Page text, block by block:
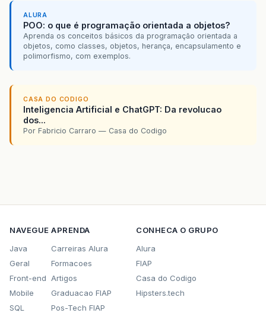
ALURA
POO: o que é programação orientada a objetos?
Aprenda os conceitos básicos da programação orientada a
objetos, como classes, objetos, herança, encapsulamento e
polimorfismo, com exemplos.
CASA DO CODIGO
Inteligencia Artificial e ChatGPT: Da revolucao
dos...
Por Fabricio Carraro — Casa do Codigo
NAVEGUE
Java
Geral
Front-end
Mobile
SQL
APRENDA
Carreiras Alura
Formacoes
Artigos
Graduacao FIAP
Pos-Tech FIAP
CONHECA O GRUPO
Alura
FIAP
Casa do Codigo
Hipsters.tech